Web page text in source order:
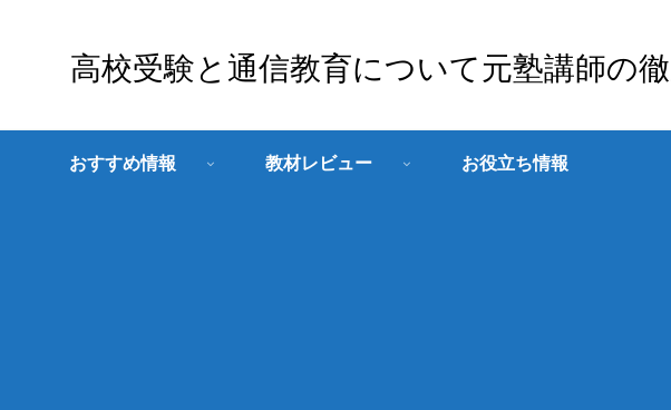
高校受験と通信教育について元塾講師の
おすすめ情報 教材レビュー お役立ち情報